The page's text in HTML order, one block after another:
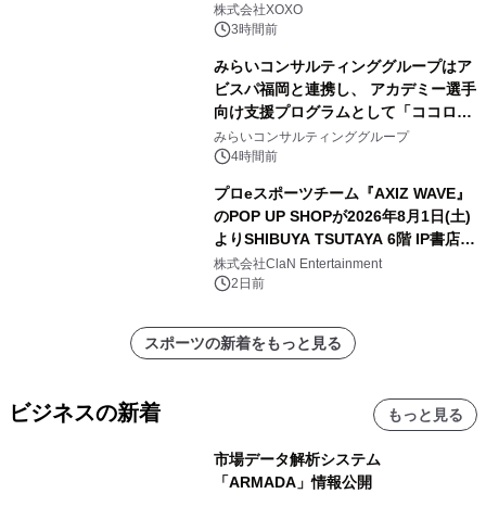
株式会社XOXO
3時間前
みらいコンサルティンググループはア
ビスパ福岡と連携し、 アカデミー選手
向け支援プログラムとして「ココロの
共有」を提供開始
みらいコンサルティンググループ
4時間前
プロeスポーツチーム『AXIZ WAVE』
のPOP UP SHOPが2026年8月1日(土)
よりSHIBUYA TSUTAYA 6階 IP書店で
開催決定！！
株式会社ClaN Entertainment
2日前
スポーツの新着をもっと見る
ビジネスの新着 もっと見る
市場データ解析システム
「ARMADA」情報公開